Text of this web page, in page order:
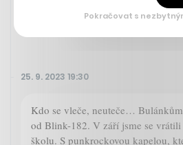
25. 9. 2023 19:30
Kdo se vleče, neuteče…
od Blink-182. V září jsme se
školu. S punkrockovou kapelou,
Pokračovat s